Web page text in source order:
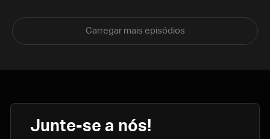
Carregar mais episódios
Junte-se a nós!